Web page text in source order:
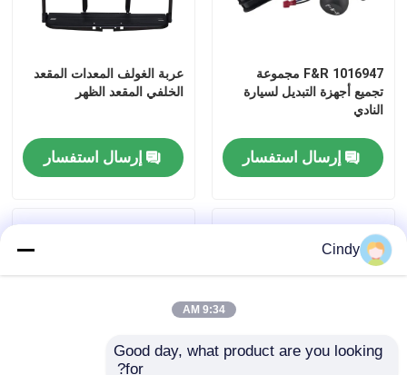
مسكن
1016947 F&R مجموعة
تجميع أجهزة التبديل لسيارة
النادي
إرسال استفسار
عربة الغولف المعدات المقعد
الخلفي المقعد الظهر
إرسال استفسار
Cindy
9:34 AM
Good day, what product are you looking
for?